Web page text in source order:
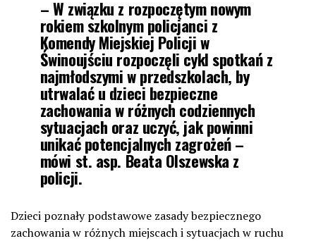
– W związku z rozpoczętym nowym
rokiem szkolnym policjanci z
Komendy Miejskiej Policji w
Świnoujściu rozpoczęli cykl spotkań z
najmłodszymi w przedszkolach, by
utrwalać u dzieci bezpieczne
zachowania w różnych codziennych
sytuacjach oraz uczyć, jak powinni
unikać potencjalnych zagrożeń –
mówi st. asp. Beata Olszewska z
policji.
Dzieci poznały podstawowe zasady bezpiecznego
zachowania w różnych miejscach i sytuacjach w ruchu